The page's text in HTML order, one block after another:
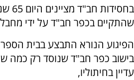
שהתקיים בכפר חב"ד על ידי
הפיגוע הנורא התבצע בבית
בישוב כפר חב"ד שנוסד רק כמה
עדיין בחיתוליו,